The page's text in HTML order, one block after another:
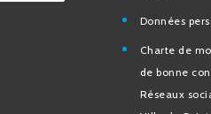
Charte
bonne